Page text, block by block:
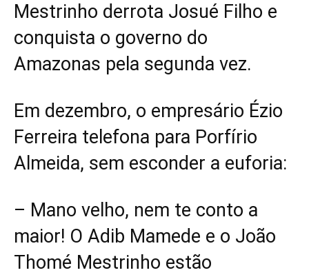
Mestrinho derrota Josué Filho e
conquista o governo do
Amazonas pela segunda vez.
Em dezembro, o empresário Ézio
Ferreira telefona para Porfírio
Almeida, sem esconder a euforia:
– Mano velho, nem te conto a
maior! O Adib Mamede e o João
Thomé Mestrinho estão